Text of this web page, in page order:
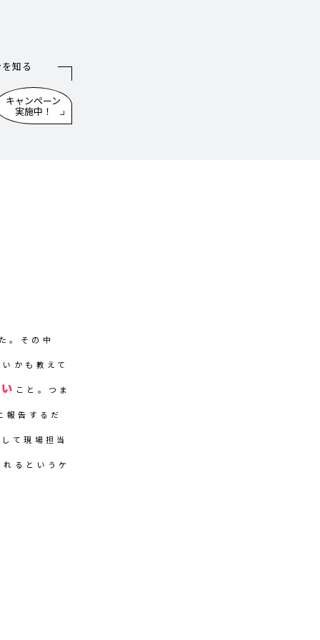
知る
キャンペーン
実施中！
。その中
かも教えて
こと。つま
報告するだ
て現場担当
るというケ